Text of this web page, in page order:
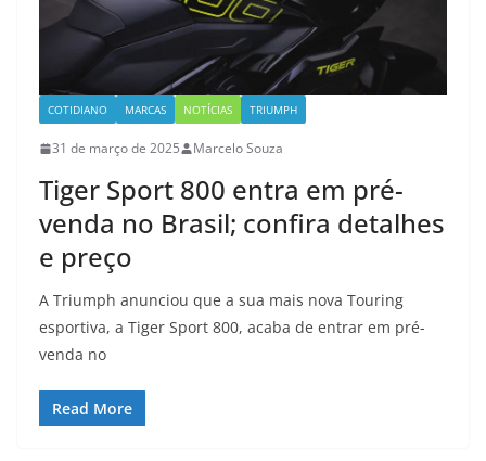
COTIDIANO MARCAS NOTÍCIAS TRIUMPH
31 de março de 2025 Marcelo Souza
Tiger Sport 800 entra em pré-
venda no Brasil; confira detalhes
e preço
A Triumph anunciou que a sua mais nova Touring
esportiva, a Tiger Sport 800, acaba de entrar em pré-
venda no
Read More